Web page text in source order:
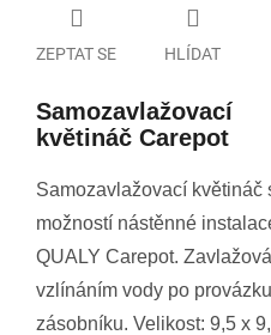
ZEPTAT SE HLÍDAT
Samozavlažovací
květináč Carepot
Samozavlažovací květináč
možností nástěnné
QUALY Carepot.
vzlínáním vody po
zásobníku. Velikost: 9,5 x